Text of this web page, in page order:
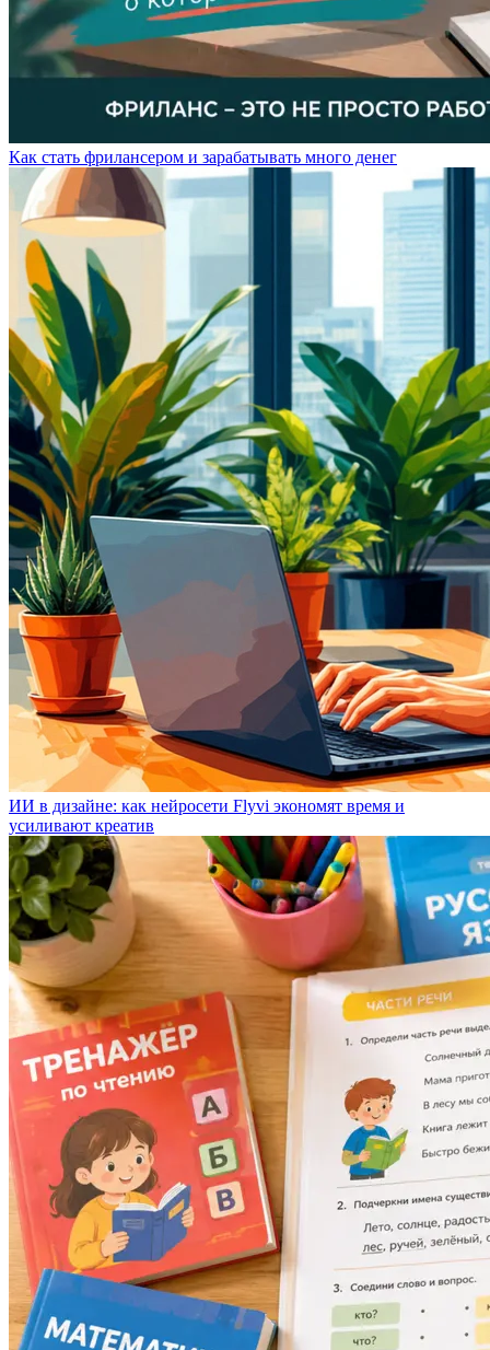
Как стать фрилансером и зарабатывать много денег
ИИ в дизайне: как нейросети Flyvi экономят время и
усиливают креатив